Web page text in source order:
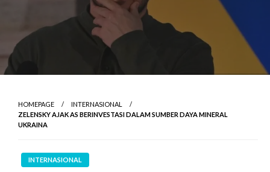
HOMEPAGE
INTERNASIONAL
ZELENSKY AJAK AS BERINVESTASI DALAM SUMBER DAYA MINERAL
UKRAINA
INTERNASIONAL